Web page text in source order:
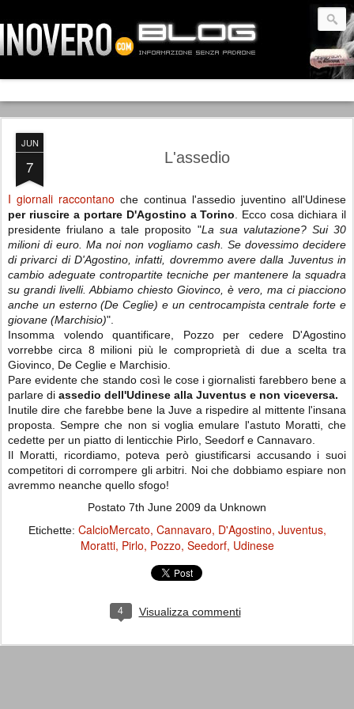
JUN
7 L'assedio
I giornali raccontano che continua l'assedio juventino all'Udinese
per riuscire a portare D'Agostino a Torino . Ecco cosa dichiara il
presidente friulano a tale proposito "La sua valutazione? Sui 30
milioni di euro. Ma noi non vogliamo cash. Se dovessimo decidere
di privarci di D'Agostino, infatti, dovremmo avere dalla Juventus in
cambio adeguate contropartite tecniche per mantenere la squadra
su grandi livelli. Abbiamo chiesto Giovinco, è vero, ma ci piacciono
anche un esterno (De Ceglie) e un centrocampista centrale forte e
giovane (Marchisio)".
Insomma volendo quantificare, Pozzo per cedere D'Agostino
vorrebbe circa 8 milioni più le comproprietà di due a scelta tra
Giovinco, De Ceglie e Marchisio.
Pare evidente che stando così le cose i giornalisti farebbero bene a
parlare di assedio dell'Udinese alla Juventus e non viceversa.
Inutile dire che farebbe bene la Juve a rispedire al mittente l'insana
proposta. Sempre che non si voglia emulare l'astuto Moratti, che
cedette per un piatto di lenticchie Pirlo, Seedorf e Cannavaro.
Il Moratti, ricordiamo, poteva però giustificarsi accusando i suoi
competitori di corrompere gli arbitri. Noi che dobbiamo espiare non
avremmo neanche quello sfogo!
Postato 7th June 2009 da Unknown
Etichette: CalcioMercato Cannavaro D'Agostino Juventus
Moratti Pirlo Pozzo Seedorf Udinese
4 Visualizza commenti